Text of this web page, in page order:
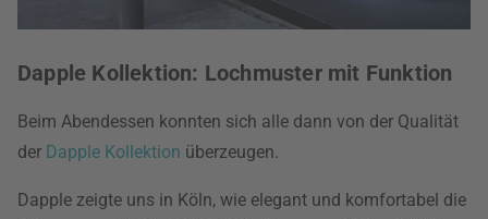
Dapple Kollektion: Lochmuster mit Funktion
Beim Abendessen konnten sich alle dann von der Qualität
der Dapple Kollektion überzeugen.
Dapple zeigte uns in Köln, wie elegant und komfortabel die